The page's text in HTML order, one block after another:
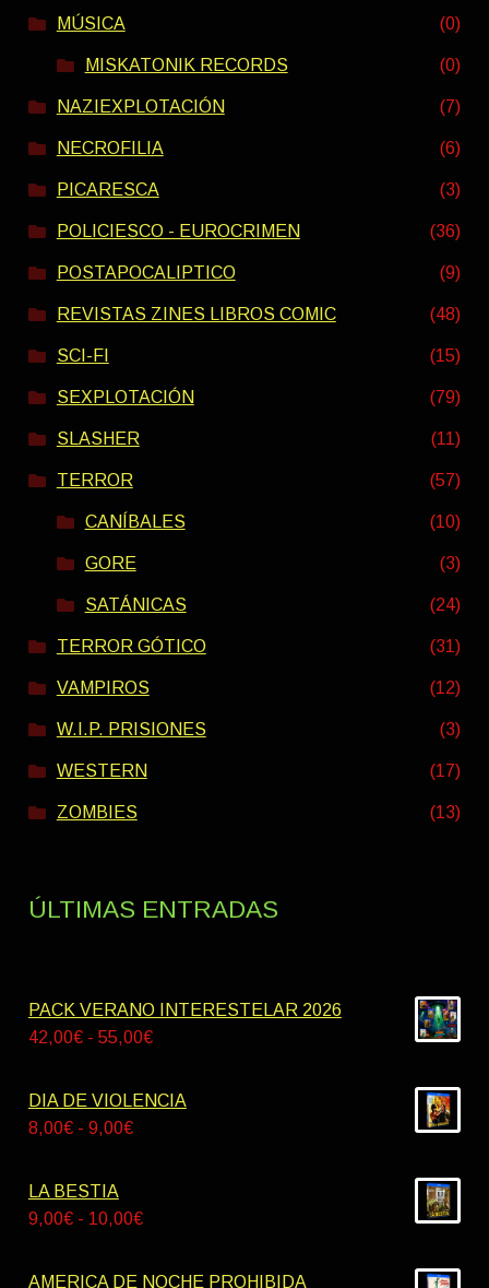
MÚSICA (0)
MISKATONIK RECORDS (0)
NAZIEXPLOTACIÓN (7)
NECROFILIA (6)
PICARESCA (3)
POLICIESCO - EUROCRIMEN (36)
POSTAPOCALIPTICO (9)
REVISTAS ZINES LIBROS COMIC (48)
SCI-FI (15)
SEXPLOTACIÓN (79)
SLASHER (11)
TERROR (57)
CANÍBALES (10)
GORE (3)
SATÁNICAS (24)
TERROR GÓTICO (31)
VAMPIROS (12)
W.I.P. PRISIONES (3)
WESTERN (17)
ZOMBIES (13)
ÚLTIMAS ENTRADAS
PACK VERANO INTERESTELAR 2026
42,00€ - 55,00€Rango
precios:
DIA DE VIOLENCIA
8,00€ - 9,00€Rango
desde
LA BESTIA
9,00€ - 10,00€Rango
precios:
AMERICA DE NOCHE PROHIBIDA